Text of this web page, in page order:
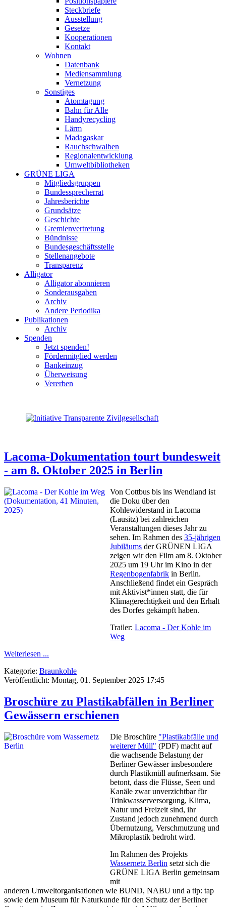
Steckbriefe
Ausstellung
Gesetze
Kooperationen
Kontakt
Wohnen
Datenbank
Mediensammlung
Vernetzung
Sonstiges
Atomtagung
Bahn für Alle
Handyrecycling
Lärm
Madagaskar
Rauchschwalben
Regionalentwicklung
Umweltbibliotheken
GRÜNE LIGA
Mitgliedsgruppen
Bundessprecherrat
Jahresberichte
Grundsätze
Geschichte
Gremienvertretung
Bündnisse
Bundesgeschäftsstelle
Stellenangebote
Transparenz
Alligator
Alligator abonnieren
Sonderausgaben
Archiv
Andere Periodika
Publikationen
Archiv
Spenden
Jetzt spenden!
Fördermitglied werden
Bankeinzug
Überweisung
Vererben
Lacoma-Dokumentation tourt bundesweit
- am 8. Oktober 2025 in Berlin
Von Cottbus bis ins Wendland ist
die Doku über den
Kohlewiderstand in Lacoma
(Lausitz) bei zahlreichen
Veranstaltungen dieses Jahr zu
sehen. Im Rahmen des 35-jährigen
Jubiläums der GRÜNEN LIGA
zeigen wir den Film am 8. Oktober
2025 um 19 Uhr im Kino in der
Regenbogenfabrik in Berlin.
Anschließend findet ein Gespräch
mit Aktivist*innen statt, die für
Klimagerechtigkeit und den Erhalt
des Dorfes gekämpft haben.
Trailer: Lacoma - Der Kohle im
Weg
Weiterlesen ...
Kategorie: Braunkohle
Veröffentlicht: Montag, 01. September 2025 17:45
Broschüre zu Plastikabfällen in Berliner
Gewässern erschienen
Die Broschüre "Plastikabfälle und
weiterer Müll" (PDF) macht auf
die wachsende Belastung der
Berliner Gewässer insbesondere
durch Plastikmüll aufmerksam. Sie
betont, dass die Flüsse, Seen und
Kanäle zwar unverzichtbar für
Trinkwasserversorgung, Klima,
Natur und Freizeit sind, ihr
Zustand jedoch zunehmend durch
Übernutzung, Verschmutzung und
Mikroplastik bedroht wird.
Im Rahmen des Projekts
Wassernetz Berlin setzt sich die
GRÜNE LIGA Berlin gemeinsam
mit
anderen Umweltorganisationen wie BUND, NABU und a tip: tap
sowie dem Museum für Naturkunde für den Schutz der Berliner